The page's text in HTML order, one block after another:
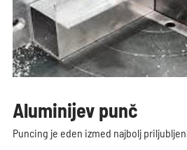
Aluminijev punč
Puncing je eden izmed najbolj